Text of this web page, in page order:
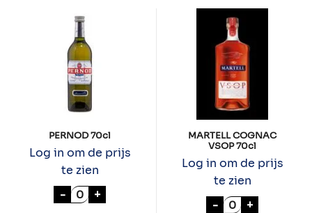
PERNOD 70cl
Log in om de prijs
te zien
- PERNOD 70cl aantal
+
MARTELL COGNAC
VSOP 70cl
Log in om de prijs
te zien
- MARTELL
+